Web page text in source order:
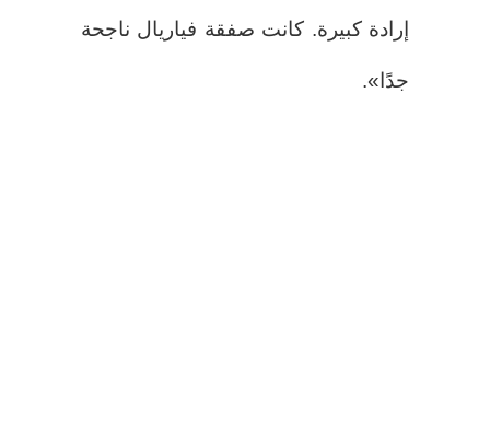
إرادة كبيرة. كانت صفقة فياريال ناجحة
جدًا».